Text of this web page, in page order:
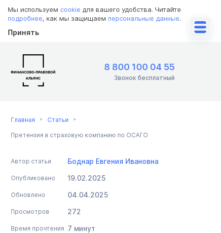
Мы используем cookie для вашего удобства. Читайте
подробнее, как мы защищаем персональные данные.
Принять
8 800 100 04 55
Звонок бесплатный
Главная Статьи
Претензия в страховую компанию по ОСАГО
Автор статьи Боднар Евгения Ивановна
Опубликовано 19.02.2025
Обновлено 04.04.2025
Просмотров 272
Время прочтения 7 минут